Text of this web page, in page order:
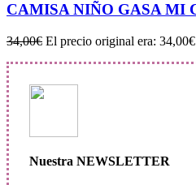
CAMISA NIÑO GASA MI
34,00€ El precio original era:
Nuestra NEWSLETTER